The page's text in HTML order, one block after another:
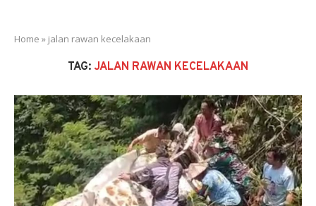
Home » jalan rawan kecelakaan
TAG: JALAN RAWAN KECELAKAAN